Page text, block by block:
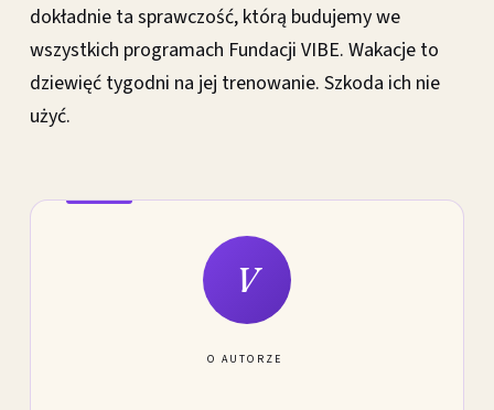
dokładnie ta sprawczość, którą budujemy we
wszystkich programach Fundacji VIBE. Wakacje to
dziewięć tygodni na jej trenowanie. Szkoda ich nie
użyć.
V
O AUTORZE